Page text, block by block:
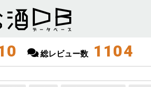
総レビュー数 1104